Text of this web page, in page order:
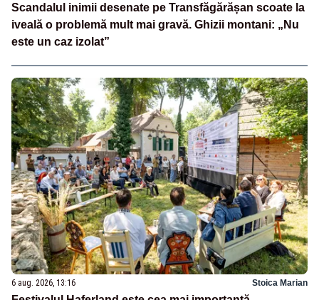
Scandalul inimii desenate pe Transfăgărășan scoate la
iveală o problemă mult mai gravă. Ghizii montani: „Nu
este un caz izolat”
6 aug. 2026, 13:16 Stoica Marian